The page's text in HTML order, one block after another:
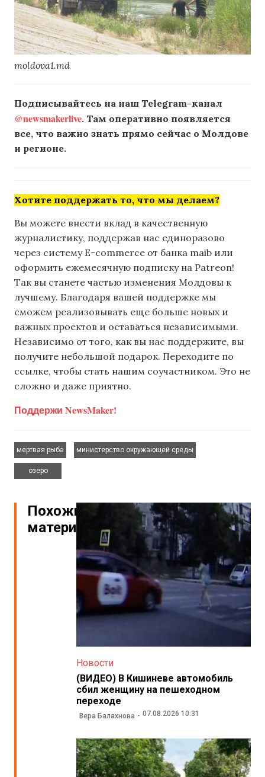
moldova1.md
Подписывайтесь на наш Telegram-канал
@newsmakerlive. Там оперативно появляется
все, что важно знать прямо сейчас о Молдове
и регионе.
Хотите поддержать то, что мы делаем?
Вы можете внести вклад в качественную
журналистику, поддержав нас единоразово
через систему E-commerce от банка maib или
оформить ежемесячную подписку на Patreon!
Так вы станете частью изменения Молдовы к
лучшему. Благодаря вашей поддержке мы
сможем реализовывать еще больше новых и
важных проектов и оставаться независимыми.
Независимо от того, как вы нас поддержите, вы
получите небольшой подарок. Переходите по
ссылке, чтобы стать нашим соучастником. Это не
сложно и даже приятно.
Поддержи NewsMaker!
мертвая рыба
министерство окружающей среды
озеро
Похожие
материалы
Новости
(ВИДЕО) В Кишиневе автомобиль
сбил женщину на пешеходном
переходе
Вера Балахнова 07.08.2026 10:31